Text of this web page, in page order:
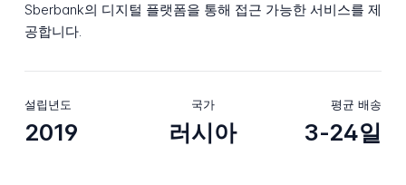
Sberbank의 디지털 플랫폼을 통해 접근 가능한 서비스를 제
공합니다.
설립년도
2019
국가
러시아
평균 배송
3-24일